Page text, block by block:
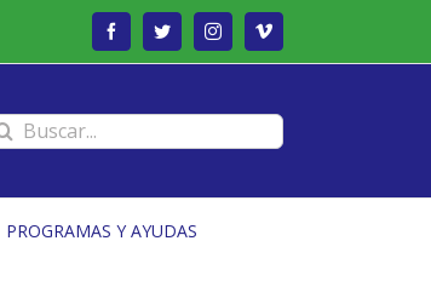
FacebookTwitterInstagramVimeo
PROGRAMAS Y AYUDAS